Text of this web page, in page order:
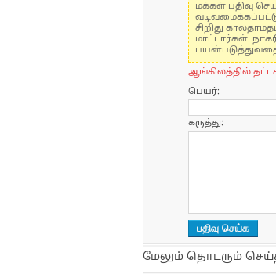
மக்கள் பதிவு
சிறிது
மாட்டார்கள்.
ஆங்கிலத்தில்
பெயர்:
கருத்து:
மேலும் தொடரும்